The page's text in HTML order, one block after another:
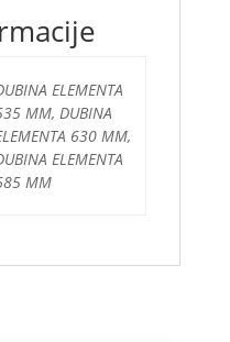
ELEMENTA
MM, DUBINA
630 MM,
ELEMENTA
MM